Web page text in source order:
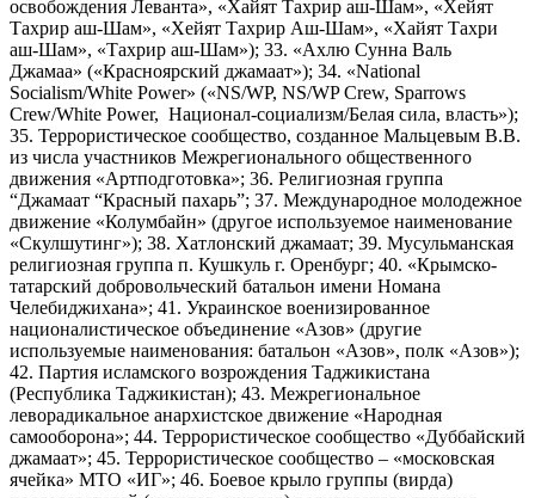
освобождения Леванта», «Хайят Тахрир аш-Шам», «Хейят
Тахрир аш-Шам», «Хейят Тахрир Аш-Шам», «Хайят Тахри
аш-Шам», «Тахрир аш-Шам»); 33. «Ахлю Сунна Валь
Джамаа» («Красноярский джамаат»); 34. «National
Socialism/White Power» («NS/WP, NS/WP Crew, Sparrows
Crew/White Power, Национал-социализм/Белая сила, власть»);
35. Террористическое сообщество, созданное Мальцевым В.В.
из числа участников Межрегионального общественного
движения «Артподготовка»; 36. Религиозная группа
“Джамаат “Красный пахарь”; 37. Международное молодежное
движение «Колумбайн» (другое используемое наименование
«Скулшутинг»); 38. Хатлонский джамаат; 39. Мусульманская
религиозная группа п. Кушкуль г. Оренбург; 40. «Крымско-
татарский добровольческий батальон имени Номана
Челебиджихана»; 41. Украинское военизированное
националистическое объединение «Азов» (другие
используемые наименования: батальон «Азов», полк «Азов»);
42. Партия исламского возрождения Таджикистана
(Республика Таджикистан); 43. Межрегиональное
леворадикальное анархистское движение «Народная
самооборона»; 44. Террористическое сообщество «Дуббайский
джамаат»; 45. Террористическое сообщество – «московская
ячейка» МТО «ИГ»; 46. Боевое крыло группы (вирда)